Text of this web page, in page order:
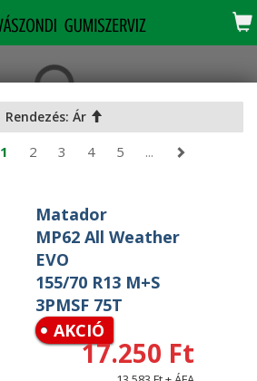
KERESÉS
Rendezés: Ár
1 2 3 4 5 ...
Matador
MP62 All Weather
EVO
155/70 R13 M+S
3PMSF 75T
AKCIÓ
17.250 Ft